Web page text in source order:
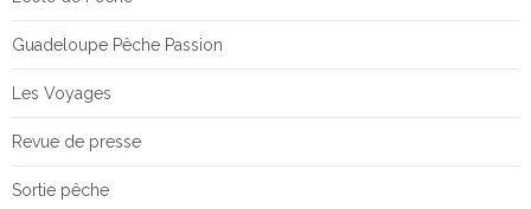
Guadeloupe Pêche Passion
Les Voyages
Revue de presse
Sortie pêche